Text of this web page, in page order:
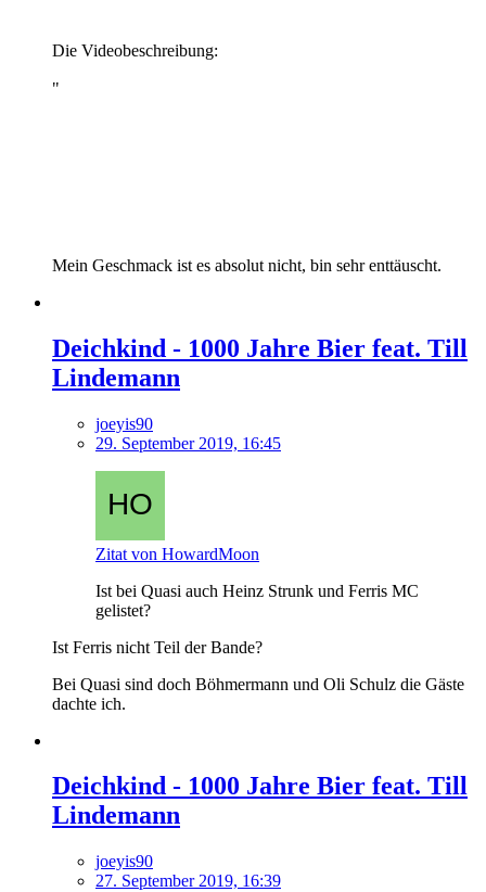
Die Videobeschreibung:
"
Mein Geschmack ist es absolut nicht, bin sehr enttäuscht.
Deichkind - 1000 Jahre Bier feat. Till
Lindemann
joeyis90
29. September 2019, 16:45
Zitat von HowardMoon
Ist bei Quasi auch Heinz Strunk und Ferris MC
gelistet?
Ist Ferris nicht Teil der Bande?
Bei Quasi sind doch Böhmermann und Oli Schulz die Gäste
dachte ich.
Deichkind - 1000 Jahre Bier feat. Till
Lindemann
joeyis90
27. September 2019, 16:39